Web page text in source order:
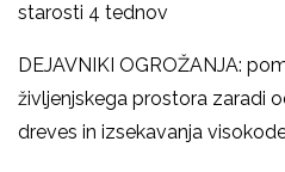
starosti 4 tednov
DEJAVNIKI OGROŽANJA:
življenjskega prostora zaradi
dreves in izsekavanja